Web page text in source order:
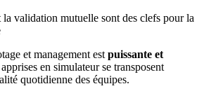
la validation mutuelle sont des clefs pour la
et management est puissante et
en simulateur se transposent
quotidienne des équipes.